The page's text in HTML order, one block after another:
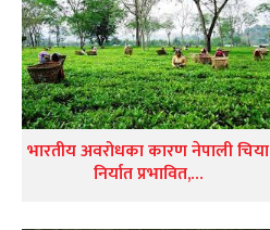
भारतीय अवरोधका कारण नेपाली चिया
निर्यात प्रभावित,…